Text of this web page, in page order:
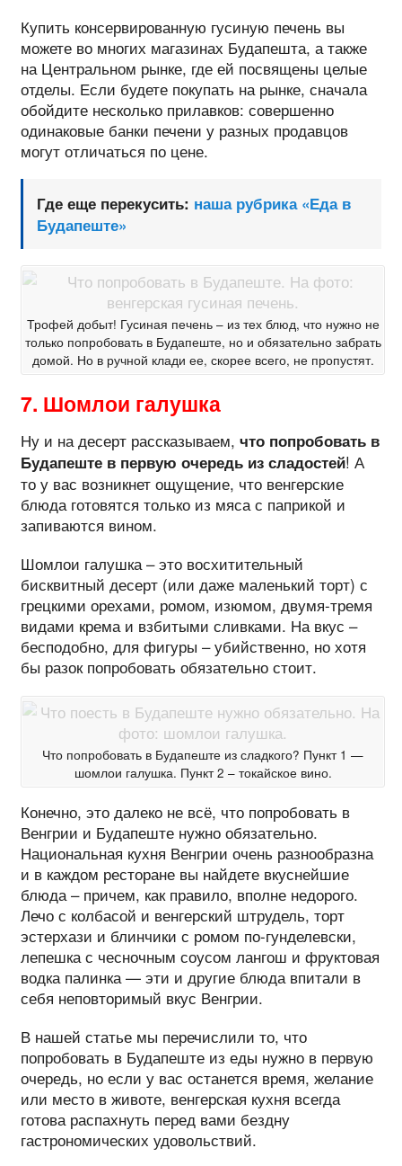
Купить консервированную гусиную печень вы
можете во многих магазинах Будапешта, а также
на Центральном рынке, где ей посвящены целые
отделы. Если будете покупать на рынке, сначала
обойдите несколько прилавков: совершенно
одинаковые банки печени у разных продавцов
могут отличаться по цене.
Где еще перекусить: наша рубрика «Еда в
Будапеште»
Трофей добыт! Гусиная печень – из тех блюд, что нужно не
только попробовать в Будапеште, но и обязательно забрать
домой. Но в ручной клади ее, скорее всего, не пропустят.
7. Шомлои галушка
Ну и на десерт рассказываем, что попробовать в
Будапеште в первую очередь из сладостей! А
то у вас возникнет ощущение, что венгерские
блюда готовятся только из мяса с паприкой и
запиваются вином.
Шомлои галушка – это восхитительный
бисквитный десерт (или даже маленький торт) с
грецкими орехами, ромом, изюмом, двумя-тремя
видами крема и взбитыми сливками. На вкус –
бесподобно, для фигуры – убийственно, но хотя
бы разок попробовать обязательно стоит.
Что попробовать в Будапеште из сладкого? Пункт 1 —
шомлои галушка. Пункт 2 – токайское вино.
Конечно, это далеко не всё, что попробовать в
Венгрии и Будапеште нужно обязательно.
Национальная кухня Венгрии очень разнообразна
и в каждом ресторане вы найдете вкуснейшие
блюда – причем, как правило, вполне недорого.
Лечо с колбасой и венгерский штрудель, торт
эстерхази и блинчики с ромом по-гунделевски,
лепешка с чесночным соусом лангош и фруктовая
водка палинка — эти и другие блюда впитали в
себя неповторимый вкус Венгрии.
В нашей статье мы перечислили то, что
попробовать в Будапеште из еды нужно в первую
очередь, но если у вас останется время, желание
или место в животе, венгерская кухня всегда
готова распахнуть перед вами бездну
гастрономических удовольствий.